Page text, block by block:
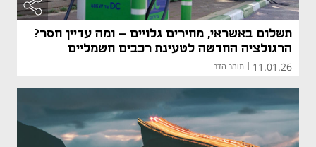
תשלום באשראי, מחירים גלויים - ומה עדיין חסר?
הרגולציה החדשה לטעינת רכבים חשמליים
11.01.26
| תומר הדר